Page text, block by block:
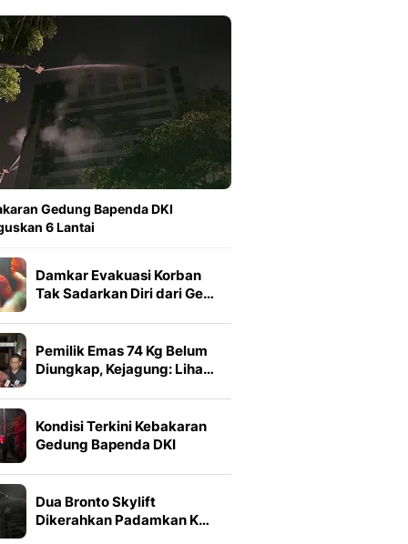
Gedung Bapenda DKI
6 Lantai
Damkar Evakuasi Korban
Tak Sadarkan Diri dari Ge…
Pemilik Emas 74 Kg Belum
Diungkap, Kejagung: Liha…
Kondisi Terkini Kebakaran
Gedung Bapenda DKI
Dua Bronto Skylift
Dikerahkan Padamkan K…